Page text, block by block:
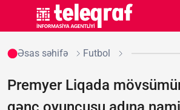
Əsas səhifə Futbol
Premyer Liqada